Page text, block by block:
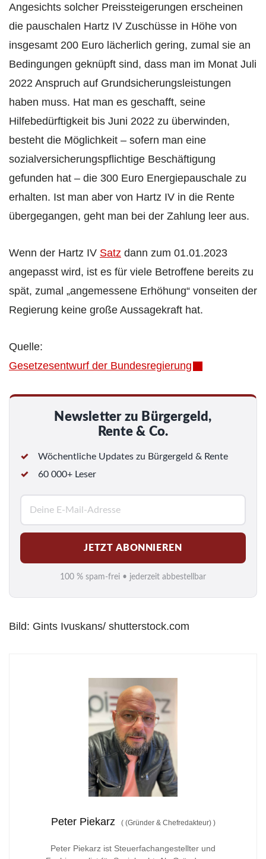
Angesichts solcher Preissteigerungen erscheinen
die pauschalen Hartz IV Zuschüsse in Höhe von
insgesamt 200 Euro lächerlich gering, zumal sie an
Bedingungen geknüpft sind, dass man im Monat Juli
2022 Anspruch auf Grundsicherungsleistungen
haben muss. Hat man es geschafft, seine
Hilfebedürftigkeit bis Juni 2022 zu überwinden,
besteht die Möglichkeit – sofern man eine
sozialversicherungspflichtige Beschäftigung
gefunden hat – die 300 Euro Energiepauschale zu
erhalten. Ist man aber von Hartz IV in die Rente
übergegangen, geht man bei der Zahlung leer aus.
Wenn der Hartz IV Satz dann zum 01.01.2023
angepasst wird, ist es für viele Betroffene bereits zu
spät, zumal „angemessene Erhöhung“ vonseiten der
Regierung keine große Aussagekraft hat.
Quelle:
Gesetzesentwurf der Bundesregierung
Newsletter zu Bürgergeld,
Rente & Co.
Wöchentliche Updates zu Bürgergeld & Rente
60 000+ Leser
M
a
i
l
*
JETZT ABONNIEREN
100 % spam-frei • jederzeit abbestellbar
Bild: Gints Ivuskans/ shutterstock.com
Peter Piekarz ((Gründer & Chefredakteur) )
Peter Piekarz ist Steuerfachangestellter und